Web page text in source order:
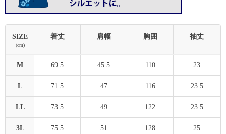
SIZE
(cm)
着丈 肩幅 胸囲 袖丈
M 69.5 45.5 110 23
L 71.5 47 116 23.5
LL 73.5 49 122 23.5
3L 75.5 51 128 25